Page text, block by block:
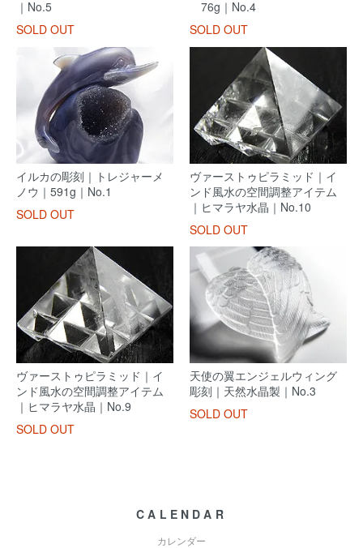
｜No.5
SOLD OUT
76g｜No.4
SOLD OUT
イルカの彫刻｜トレジャーメ
ノウ｜591g｜No.1
SOLD OUT
ヴァーストゥピラミッド｜イ
ンド風水の空間調整アイテム
｜ヒマラヤ水晶｜No.10
SOLD OUT
ヴァーストゥピラミッド｜イ
ンド風水の空間調整アイテム
｜ヒマラヤ水晶｜No.9
SOLD OUT
天使の翼エンジェルウィング
彫刻｜天然水晶製｜No.3
SOLD OUT
CALENDAR
カレンダー